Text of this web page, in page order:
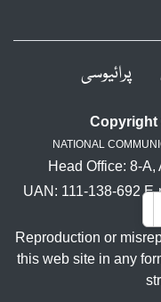
پرائیوسی
Copyright
NATIONAL
Head Office: 8-
UAN: 111-138-692
Reproduction or
this web site in any